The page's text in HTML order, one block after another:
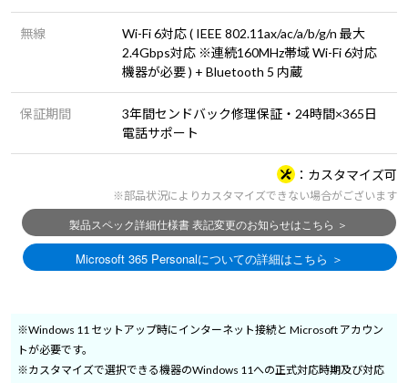
無線
Wi-Fi 6対応 ( IEEE 802.11ax/ac/a/b/g/n 最大
2.4Gbps対応 ※連続160MHz帯域 Wi-Fi 6対応
機器が必要 ) + Bluetooth 5 内蔵
保証期間
3年間センドバック修理保証・24時間×365日
電話サポート
カスタマイズ可
※部品状況によりカスタマイズできない場合がございます
※Windows 11 セットアップ時にインターネット接続と Microsoft アカウン
トが必要です。
※カスタマイズで選択できる機器のWindows 11への正式対応時期及び対応